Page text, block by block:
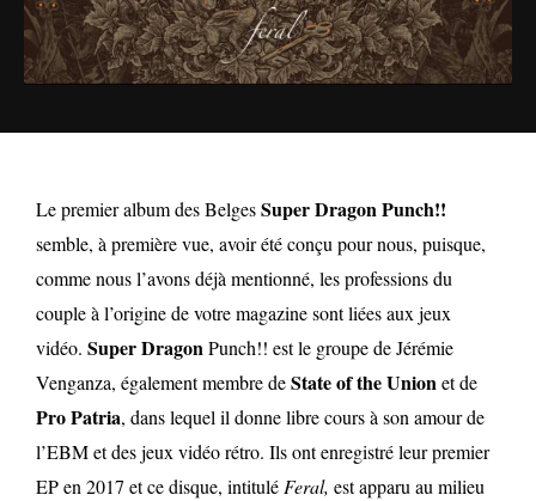
Le premier album des BelgesSuper Dragon Punch!!
semble, à première vue, avoir été conçu pour nous, puisque,
comme nous l’avons déjà mentionné, les professions du
couple à l’origine de votre magazine sont liées aux jeux
vidéo. Super DragonPunch!! est le groupe de Jérémie
Venganza, également membre deState of the Unionet de
Pro Patria, dans lequel il donne libre cours à son amour de
l’EBM et des jeux vidéo rétro. Ils ont enregistré leur premier
EP en 2017 et ce disque, intitulé Feral, est apparu au milieu